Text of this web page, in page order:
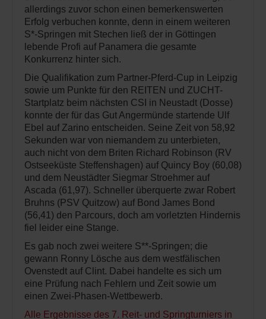
allerdings zuvor schon einen bemerkenswerten
Erfolg verbuchen konnte, denn in einem weiteren
S*-Springen mit Stechen ließ der in Göttingen
lebende Profi auf Panamera die gesamte
Konkurrenz hinter sich.
Die Qualifikation zum Partner-Pferd-Cup in Leipzig
sowie um Punkte für den REITEN und ZUCHT-
Startplatz beim nächsten CSI in Neustadt (Dosse)
konnte der für das Gut Angermünde startende Ulf
Ebel auf Zarino entscheiden. Seine Zeit von 58,92
Sekunden war von niemandem zu unterbieten,
auch nicht von dem Briten Richard Robinson (RV
Ostseeküste Steffenshagen) auf Quincy Boy (60,08)
und dem Neustädter Siegmar Stroehmer auf
Ascada (61,97). Schneller überquerte zwar Robert
Bruhns (PSV Quitzow) auf Bond James Bond
(56,41) den Parcours, doch am vorletzten Hindernis
fiel leider eine Stange.
Es gab noch zwei weitere S**-Springen; die
gewann Ronny Lösche aus dem westfälischen
Ovenstedt auf Clint. Dabei handelte es sich um
eine Prüfung nach Fehlern und Zeit sowie um
einen Zwei-Phasen-Wettbewerb.
Alle Ergebnisse des 7. Reit- und Springturniers in